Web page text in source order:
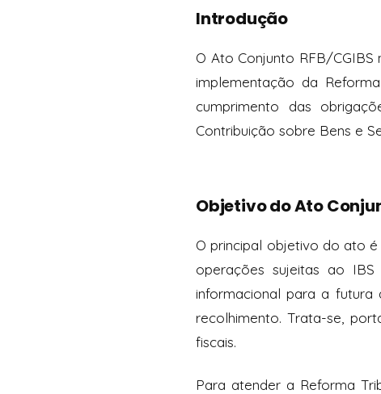
Introdução
O Ato Conjunto RFB/
implementação da
cumprimento das
Contribuição sobre Bens e
Objetivo do Ato
O principal objetivo do ato
operações sujeitas ao
informacional para a futura
recolhimento. Trata-se,
fiscais.
Para atender a Reforma